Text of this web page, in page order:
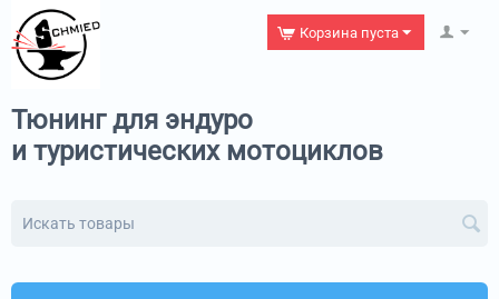
Корзина пуста
Тюнинг для эндуро
и туристических мотоциклов